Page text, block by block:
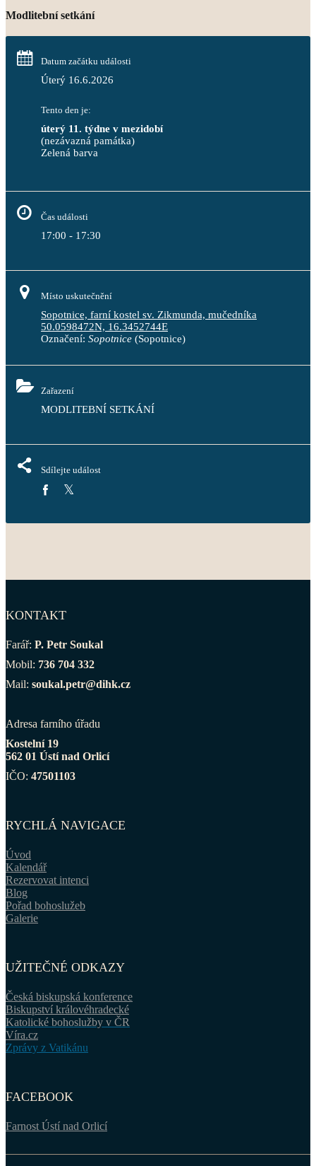
Modlitební setkání
Datum začátku události
Úterý 16.6.2026
Tento den je:
úterý 11. týdne v mezidobí
(nezávazná památka)
Zelená barva
Čas události
17:00 - 17:30
Místo uskutečnění
Sopotnice, farní kostel sv. Zikmunda, mučedníka
50.0598472N, 16.3452744E
Označení: Sopotnice (Sopotnice)
Zařazení
MODLITEBNÍ SETKÁNÍ
Sdílejte událost
KONTAKT
Farář: P. Petr Soukal
Mobil: 736 704 332
Mail: soukal.petr@dihk.cz
Adresa farního úřadu
Kostelní 19
562 01 Ústí nad Orlicí
IČO: 47501103
RYCHLÁ NAVIGACE
Úvod
Kalendář
Rezervovat intenci
Blog
Pořad bohoslužeb
Galerie
UŽITEČNÉ ODKAZY
Česká biskupská konference
Biskupství královéhradecké
Katolické bohoslužby v ČR
Víra.cz
Zprávy z Vatikánu
FACEBOOK
Farnost Ústí nad Orlicí